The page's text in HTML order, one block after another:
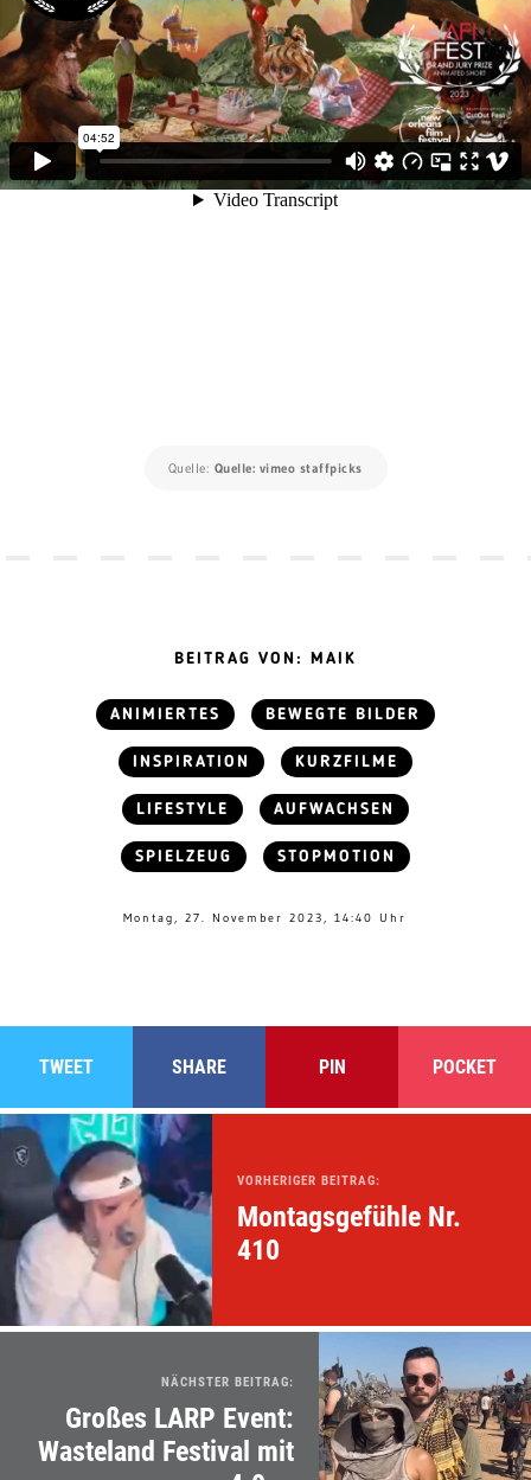
Quelle: Quelle: vimeo staffpicks
BEITRAG VON: MAIK
ANIMIERTES BEWEGTE BILDER
INSPIRATION KURZFILME
LIFESTYLE AUFWACHSEN
SPIELZEUG STOPMOTION
Montag, 27. November 2023, 14:40 Uhr
TWEET SHARE PIN POCKET
VORHERIGER BEITRAG:
Montagsgefühle Nr.
410
NÄCHSTER BEITRAG:
Großes LARP Event:
Wasteland Festival mit